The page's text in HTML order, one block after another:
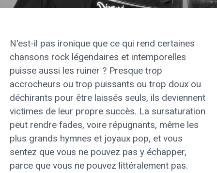
N'est-il pas ironique que ce qui rend certaines
chansons rock légendaires et intemporelles
puisse aussi les ruiner ? Presque trop
accrocheurs ou trop puissants ou trop doux ou
déchirants pour être laissés seuls, ils deviennent
victimes de leur propre succès. La sursaturation
peut rendre fades, voire répugnants, même les
plus grands hymnes et joyaux pop, et vous
sentez que vous ne pouvez pas y échapper,
parce que vous ne pouvez littéralement pas.